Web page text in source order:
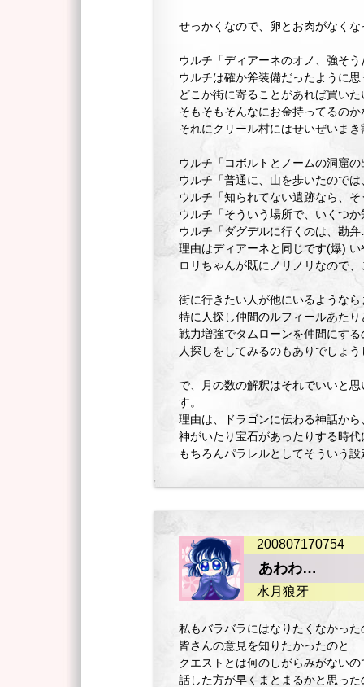
せっかくなので、卵とお肉がなく
ウルチ「ディアーネのオノ、強そ
ウルチは確か斧装備だったように
どこか街に寄ることがあれば買い
そもそもそんなにお金持ってるの
それにクリール村にはせいぜいま
ウルチ「コボルトとノームの洞窟
ウルチ「普通に、山を歩いたので
ウルチ「知られてない遺跡なら、
ウルチ「そういう場所で、いくつ
ウルチ「ダグデルに行くのは、
理由はディアーネと同じです(爆)
ロリちゃんが既にノリノリなので
街に行きたい人が他にいるような
特に人探し仲間のルフィールあた
戦力増強でタムローンを仲間にす
人探しをしてみるのもありでしょ
で、月の数の解釈はそれでいいと
す。
理由は、ドラゴンに伝わる神話か
神がいたり宝石があったりする時
もちろんパラレルとしてそういう
200807170754
あわわ…
水月狼牙
私もバラバラにはなりたくなかった
皆さんの意見を知りたかったのと
クエストとは何のしがらみがない
話した方が早くまとまるかと思った